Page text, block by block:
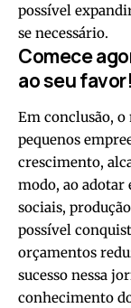
possível
se necessário.
Comece
ao seu favor!
Em conclusão,
pequenos
crescimento,
modo, ao adotar
sociais,
possível
orçamentos
sucesso nessa
conhecimento